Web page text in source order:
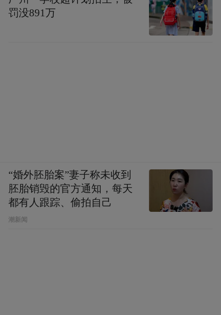
罚没891万
“婚外胚胎案”妻子称未收到
胚胎销毁的官方通知，每天
都有人跟踪、偷拍自己
潮新闻